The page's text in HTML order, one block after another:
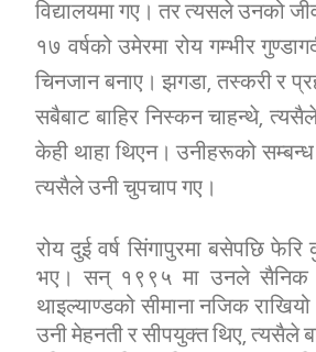
विद्यालयमा गए। तर त्यसले उनको
१७ वर्षको उमेरमा रोय गम्भीर
चिनजान बनाए। झगडा, तस्करी र
सबैबाट बाहिर निस्कन चाहन्थे,
केही थाहा थिएन। उनीहरूको सम्बन्ध
त्यसैले उनी चुपचाप गए।
रोय दुई वर्ष सिंगापुरमा बसेपछि
भए। सन् १९९५ मा उनले सैनिक
थाइल्याण्डको सीमाना नजिक
उनी मेहनती र सीपयुक्त थिए, त्यसैले